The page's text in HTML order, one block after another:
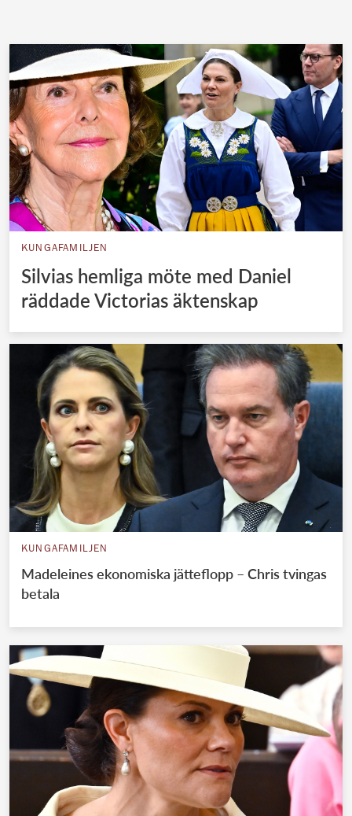
KUNGAFAMILJEN
Silvias hemliga möte med Daniel
räddade Victorias äktenskap
KUNGAFAMILJEN
Madeleines ekonomiska jätteflopp – Chris tvingas
betala